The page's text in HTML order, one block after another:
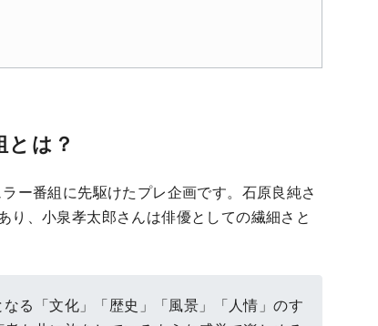
は？
ー番組に先駆けたプレ企画です。石原良純さ
、小泉孝太郎さんは俳優としての繊細さと
る「文化」「歴史」「風景」「人情」のす